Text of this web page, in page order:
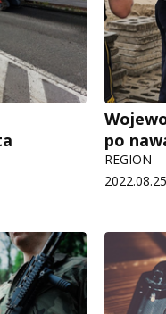
po
REGION